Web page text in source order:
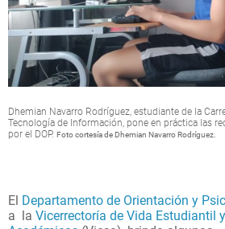
Dhemian Navarro Rodríguez, estudiante de la
Tecnología de Información, pone en práctica las
por el DOP. Foto cortesía de Dhemian Navarro Rodríguez.
El Departamento de Orientación y
a la Vicerrectoría de Vida Estudiantil